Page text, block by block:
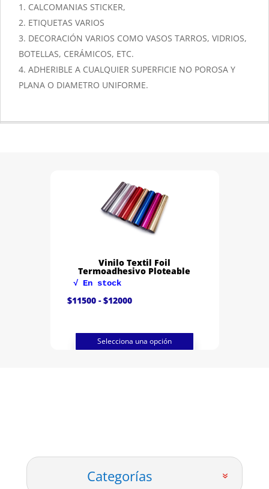
CALCOMANIAS STICKER,
ETIQUETAS VARIOS
DECORACIÓN VARIOS COMO VASOS TARROS, VIDRIOS,
BOTELLAS, CERÁMICOS, ETC.
ADHERIBLE A CUALQUIER SUPERFICIE NO POROSA Y
PLANA O DIAMETRO UNIFORME.
Vinilo Textil Foil
Termoadhesivo Ploteable
√ En stock
$11500 - $12000Rango
de
hasta
$12000
Selecciona una opción
Categorías